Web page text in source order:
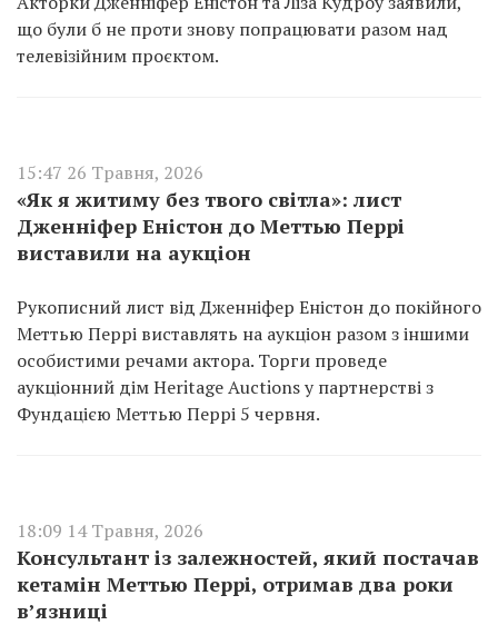
що були б не проти знову попрацювати разом над
телевізійним проєктом.
15:47 26 Травня, 2026
«Як я житиму без твого світла»: лист
Дженніфер Еністон до Меттью Перрі
виставили на аукціон
Рукописний лист від Дженніфер Еністон до покійного
Меттью Перрі виставлять на аукціон разом з іншими
особистими речами актора. Торги проведе
аукціонний дім Heritage Auctions у партнерстві з
Фундацією Меттью Перрі 5 червня.
18:09 14 Травня, 2026
Консультант із залежностей, який постачав
кетамін Меттью Перрі, отримав два роки
в’язниці